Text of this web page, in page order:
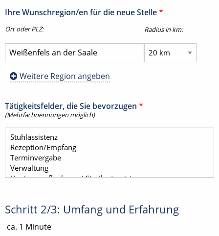
Ihre Wunschregion/en für die neue Stelle*
Ort oder PLZ: Radius in km:
Weitere Region angeben
Tätigkeitsfelder, die Sie bevorzugen *
(Mehrfachnennungen möglich)
Schritt 2/3: Umfang und Erfahrung
ca. 1 Minute